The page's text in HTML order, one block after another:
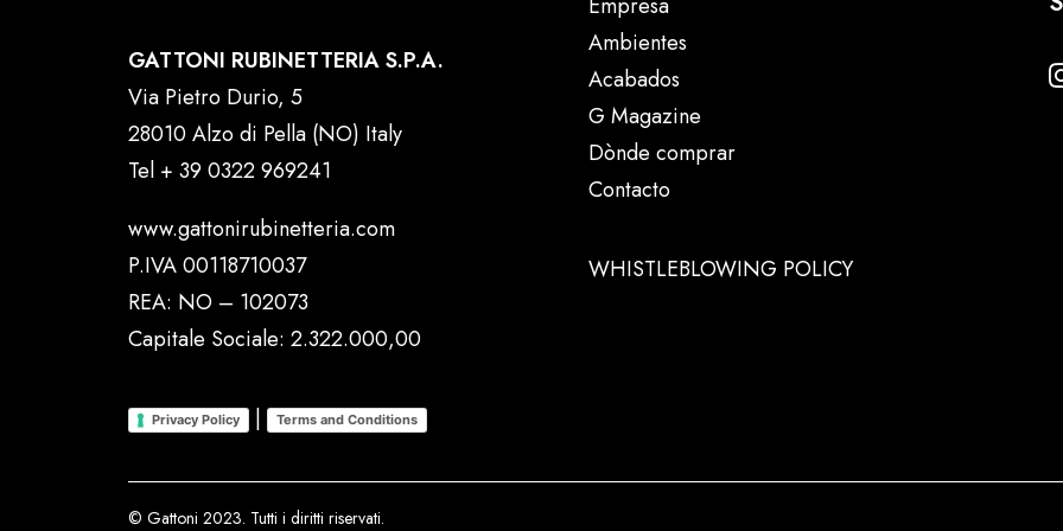
GATTONI RUBINETTERIA S.P.A.
Via Pietro Durio, 5
28010 Alzo di Pella (NO) Italy
Tel + 39 0322 969241
www.gattonirubinetteria.com
P.IVA 00118710037
REA: NO – 102073
Capitale Sociale: 2.322.000,00
Privacy Policy | Terms and Conditions
Ambientes
Acabados
G Magazine
Dònde comprar
Contacto
WHISTLEBLOWING POLICY
© Gattoni 2023. Tutti i diritti riservati.